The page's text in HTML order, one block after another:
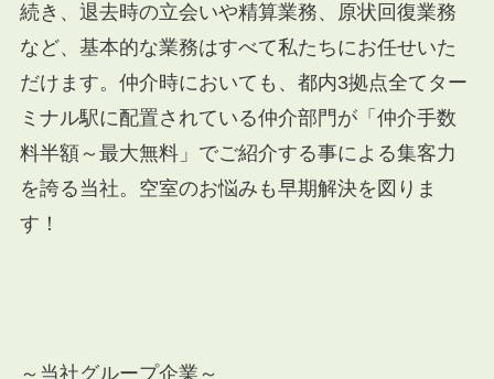
続き、退去時の立会いや精算業務、原状回復業務
など、基本的な業務はすべて私たちにお任せいた
だけます。仲介時においても、都内3拠点全てター
ミナル駅に配置されている仲介部門が「仲介手数
料半額～最大無料」でご紹介する事による集客力
を誇る当社。空室のお悩みも早期解決を図りま
す！
～当社グループ企業～